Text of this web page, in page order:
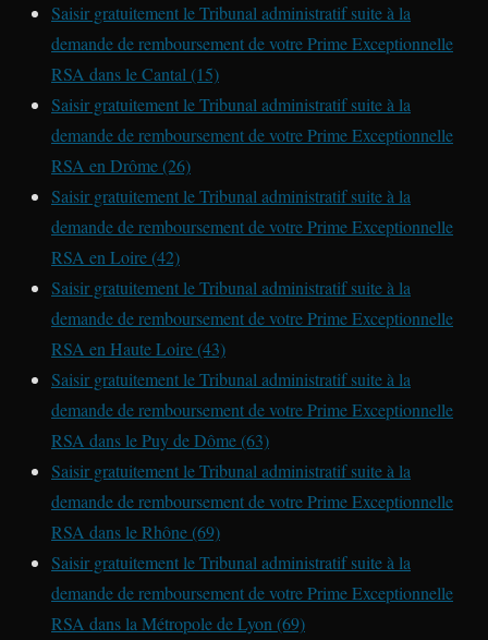
Saisir gratuitement le Tribunal administratif suite à la
demande de remboursement de votre Prime Exceptionnelle
RSA dans le Cantal (15)
Saisir gratuitement le Tribunal administratif suite à la
demande de remboursement de votre Prime Exceptionnelle
RSA en Drôme (26)
Saisir gratuitement le Tribunal administratif suite à la
demande de remboursement de votre Prime Exceptionnelle
RSA en Loire (42)
Saisir gratuitement le Tribunal administratif suite à la
demande de remboursement de votre Prime Exceptionnelle
RSA en Haute Loire (43)
Saisir gratuitement le Tribunal administratif suite à la
demande de remboursement de votre Prime Exceptionnelle
RSA dans le Puy de Dôme (63)
Saisir gratuitement le Tribunal administratif suite à la
demande de remboursement de votre Prime Exceptionnelle
RSA dans le Rhône (69)
Saisir gratuitement le Tribunal administratif suite à la
demande de remboursement de votre Prime Exceptionnelle
RSA dans la Métropole de Lyon (69)